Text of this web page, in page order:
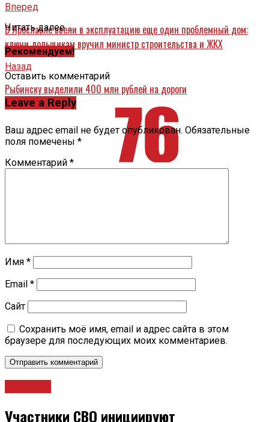
Вперед
В Ярославле ввели в эксплуатацию еще один проблемный дом:
ключи дольщикам вручил министр строительства и ЖКХ
Назад
Рыбинску выделили 400 млн рублей на дороги
Читать далее ...
Рекомендуем!
Оставить комментарий
Leave a Reply
Ваш адрес email не будет опубликован. Обязательные
поля помечены *
Комментарий *
Имя *
Email *
Сайт
Сохранить моё имя, email и адрес сайта в этом
браузере для последующих моих комментариев.
Участники СВО инициируют